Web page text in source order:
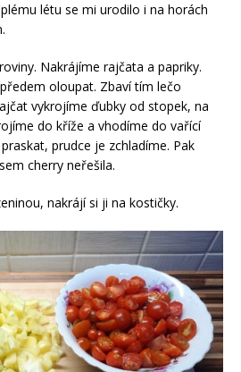
létu se mi urodilo i na horách
Nakrájíme rajčata a papriky.
oloupat. Zbaví tím lečo
vykrojíme ďubky od stopek, na
do kříže a vhodíme do vařící
prudce je zchladíme. Pak
cherry neřešila.
nakrájí si ji na kostičky.